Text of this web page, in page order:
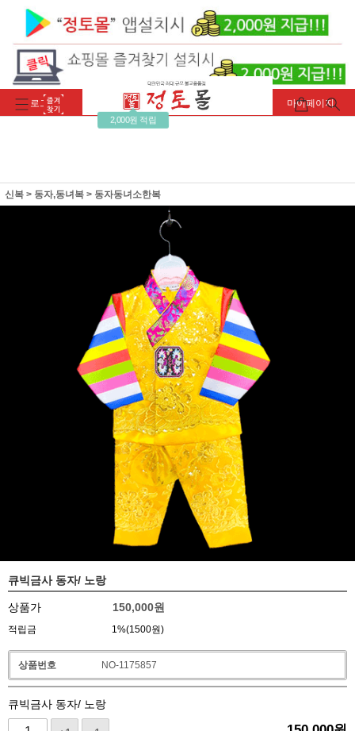
로그인 회원가입
2,000원 적립
주문조회 마이페이지
신복 > 동자,동녀복 > 동자동녀소한복
큐빅금사 동자/ 노랑
상품가 150,000원
적립금 1%(1500원)
상품번호 NO-1175857
큐빅금사 동자/ 노랑